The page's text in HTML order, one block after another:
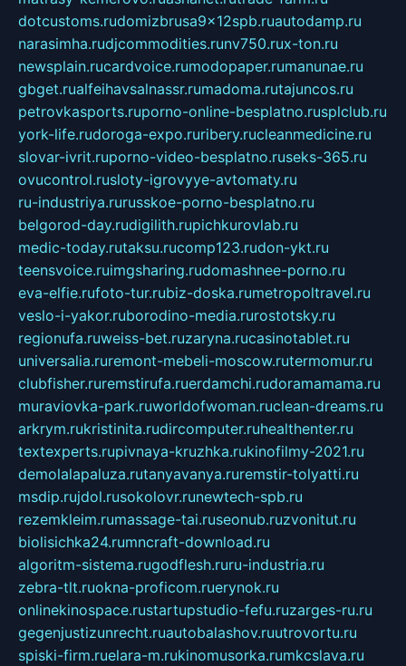
dotcustoms.rudomizbrusa9x12spb.ruautodamp.ru
narasimha.rudjcommodities.runv750.rux-ton.ru
newsplain.rucardvoice.rumodopaper.rumanunae.ru
gbget.rualfeihavsalnassr.rumadoma.rutajuncos.ru
petrovkasports.ruporno-online-besplatno.rusplclub.ru
york-life.rudoroga-expo.ruribery.rucleanmedicine.ru
slovar-ivrit.ruporno-video-besplatno.ruseks-365.ru
ovucontrol.rusloty-igrovyye-avtomaty.ru
ru-industriya.rurusskoe-porno-besplatno.ru
belgorod-day.rudigilith.rupichkurovlab.ru
medic-today.rutaksu.rucomp123.rudon-ykt.ru
teensvoice.ruimgsharing.rudomashnee-porno.ru
eva-elfie.rufoto-tur.rubiz-doska.rumetropoltravel.ru
veslo-i-yakor.ruborodino-media.rurostotsky.ru
regionufa.ruweiss-bet.ruzaryna.rucasinotablet.ru
universalia.ruremont-mebeli-moscow.rutermomur.ru
clubfisher.ruremstirufa.ruerdamchi.rudoramamama.ru
muraviovka-park.ruworldofwoman.ruclean-dreams.ru
arkrym.rukristinita.rudircomputer.ruhealthenter.ru
textexperts.rupivnaya-kruzhka.rukinofilmy-2021.ru
demolalapaluza.rutanyavanya.ruremstir-tolyatti.ru
msdip.rujdol.rusokolovr.runewtech-spb.ru
rezemkleim.rumassage-tai.ruseonub.ruzvonitut.ru
biolisichka24.rumncraft-download.ru
algoritm-sistema.rugodflesh.ruru-industria.ru
zebra-tlt.ruokna-proficom.ruerynok.ru
onlinekinospace.rustartupstudio-fefu.ruzarges-ru.ru
gegenjustizunrecht.ruautobalashov.ruutrovortu.ru
spiski-firm.ruelara-m.rukinomusorka.rumkcslava.ru